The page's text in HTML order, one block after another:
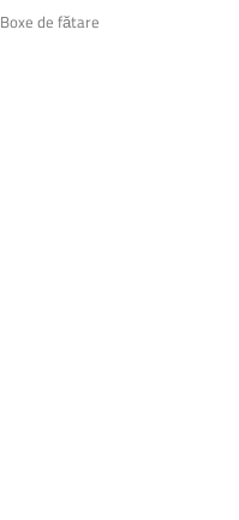
Boxe de fătare